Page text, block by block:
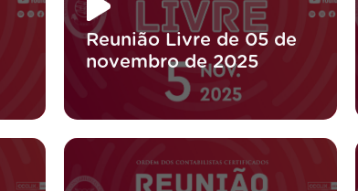
Reunião Livre de 05 de
novembro de 2025